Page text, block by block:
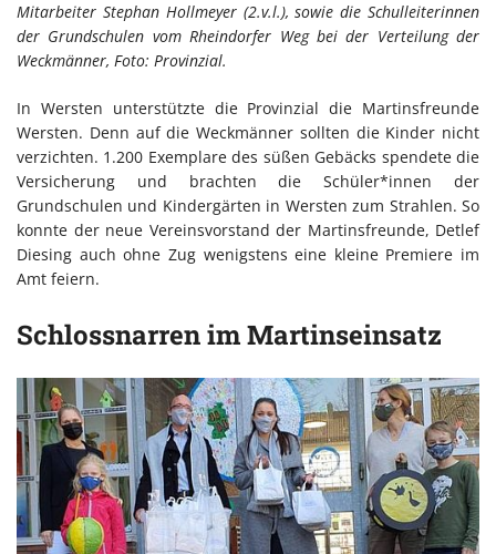
Mitarbeiter Stephan Hollmeyer (2.v.l.), sowie die Schulleiterinnen
der Grundschulen vom Rheindorfer Weg bei der Verteilung der
Weckmänner, Foto: Provinzial.
In Wersten unterstützte die Provinzial die Martinsfreunde
Wersten. Denn auf die Weckmänner sollten die Kinder nicht
verzichten. 1.200 Exemplare des süßen Gebäcks spendete die
Versicherung und brachten die Schüler*innen der
Grundschulen und Kindergärten in Wersten zum Strahlen. So
konnte der neue Vereinsvorstand der Martinsfreunde, Detlef
Diesing auch ohne Zug wenigstens eine kleine Premiere im
Amt feiern.
Schlossnarren im Martinseinsatz